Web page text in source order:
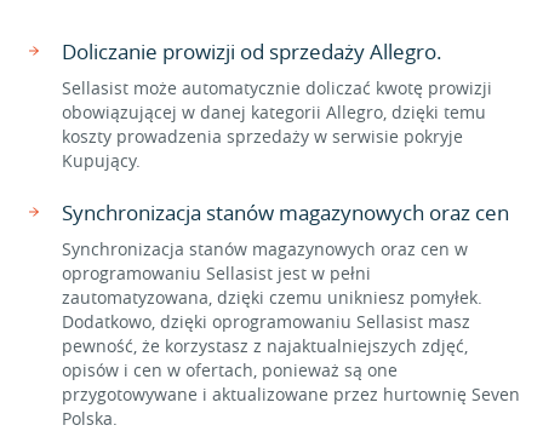
Doliczanie prowizji od sprzedaży Allegro.
Sellasist może automatycznie doliczać kwotę prowizji
obowiązującej w danej kategorii Allegro, dzięki temu
koszty prowadzenia sprzedaży w serwisie pokryje
Kupujący.
Synchronizacja stanów magazynowych oraz cen
Synchronizacja stanów magazynowych oraz cen w
oprogramowaniu Sellasist jest w pełni
zautomatyzowana, dzięki czemu unikniesz pomyłek.
Dodatkowo, dzięki oprogramowaniu Sellasist masz
pewność, że korzystasz z najaktualniejszych zdjęć,
opisów i cen w ofertach, ponieważ są one
przygotowywane i aktualizowane przez hurtownię Seven
Polska.